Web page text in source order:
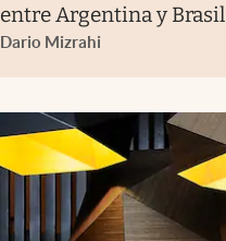
entre Argentina y Brasil
Dario Mizrahi